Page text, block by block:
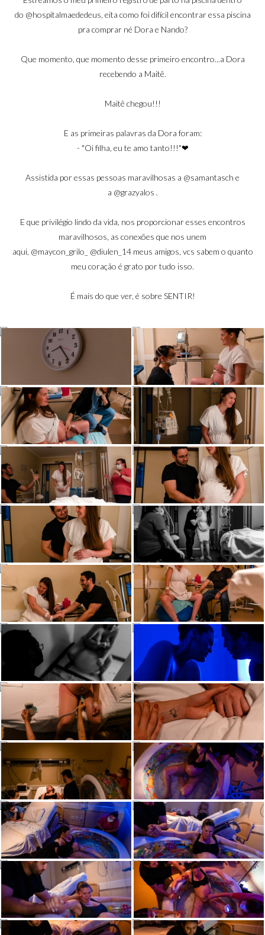
do @hospitalmaededeus, eita como foi difícil encontrar essa piscina
pra comprar né Dora e Nando?
Que momento, que momento desse primeiro encontro...a Dora
recebendo a Maitê.
Maitê chegou!!!
E as primeiras palavras da Dora foram:
- "Oi filha, eu te amo tanto!!!"❤
Assistida por essas pessoas maravilhosas a @samantasch e
a @grazyalos .
E que privilégio lindo da vida, nos proporcionar esses encontros
maravilhosos, as conexões que nos unem
aqui, @maycon_grilo_ @diulen_14meus amigos, vcs sabem o quanto
meu coração é grato por tudo isso.
É mais do que ver, é sobre SENTIR!